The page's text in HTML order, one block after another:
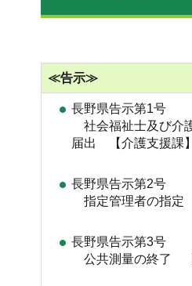
≪告示≫
長野県告示第1号
社会福祉士及び介
届出 【介護支援課】
長野県告示第2号
指定管理者の指定
長野県告示第3号
公共測量の終了 【